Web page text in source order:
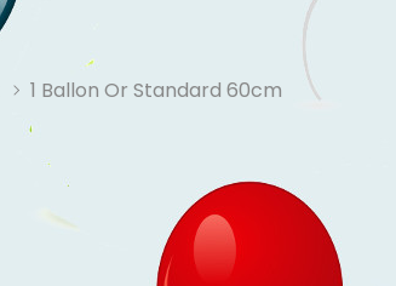
1 Ballon Or Standard 60cm